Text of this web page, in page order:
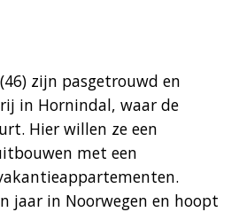
zijn pasgetrouwd en
in Hornindal, waar de
Hier willen ze een
met een
jaar in Noorwegen en hoopt